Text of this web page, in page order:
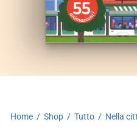
Home / Shop / Tutto / Nella